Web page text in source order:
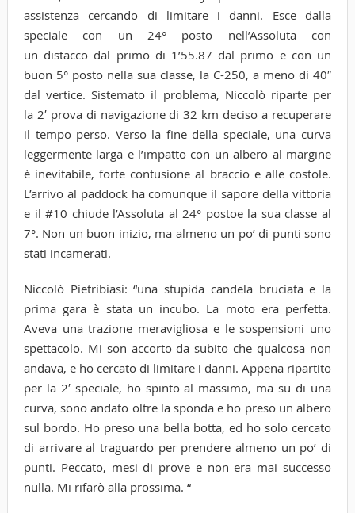
assistenza cercando di limitare i danni. Esce dalla
speciale con un 24° posto nell’Assoluta con
un distacco dal primo di 1’55.87 dal primo e con un
buon 5° posto nella sua classe, la C-250, a meno di 40″
dal vertice. Sistemato il problema, Niccolò riparte per
la 2′ prova di navigazione di 32 km deciso a recuperare
il tempo perso. Verso la fine della speciale, una curva
leggermente larga e l’impatto con un albero al margine
è inevitabile, forte contusione al braccio e alle costole.
L’arrivo al paddock ha comunque il sapore della vittoria
e il #10 chiude l’Assoluta al 24° postoe la sua classe al
7°. Non un buon inizio, ma almeno un po’ di punti sono
stati incamerati.
Niccolò Pietribiasi: “una stupida candela bruciata e la
prima gara è stata un incubo. La moto era perfetta.
Aveva una trazione meravigliosa e le sospensioni uno
spettacolo. Mi son accorto da subito che qualcosa non
andava, e ho cercato di limitare i danni. Appena ripartito
per la 2′ speciale, ho spinto al massimo, ma su di una
curva, sono andato oltre la sponda e ho preso un albero
sul bordo. Ho preso una bella botta, ed ho solo cercato
di arrivare al traguardo per prendere almeno un po’ di
punti. Peccato, mesi di prove e non era mai successo
nulla. Mi rifarò alla prossima. “